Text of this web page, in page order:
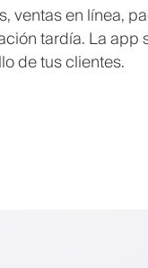
ventas en línea,
tardía. La app
de tus clientes.